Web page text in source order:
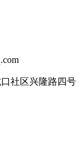
社区兴隆路四号